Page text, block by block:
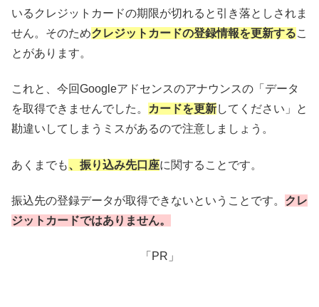
いるクレジットカードの期限が切れると引き落としされま
せん。そのためクレジットカードの登録情報を更新するこ
とがあります。
これと、今回Googleアドセンスのアナウンスの「データ
を取得できませんでした。
カードを更新してください」と
勘違いしてしまうミスがあるので注意しましょう。
あくまでも、振り込み先口座に関することです。
振込先の登録データが取得できないということです。 クレ
ジットカードではありません。
「PR」